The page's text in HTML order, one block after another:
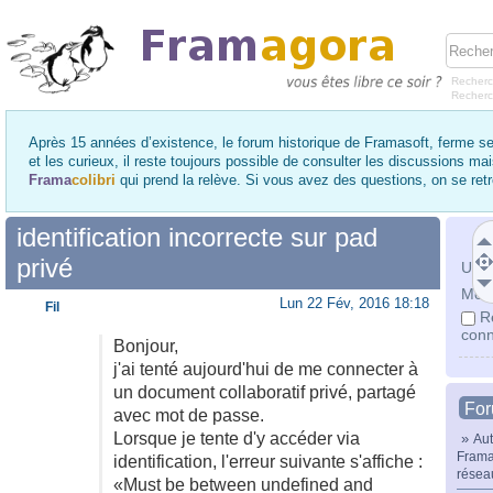
Après 15 années d’existence, le forum historique de Framasoft, ferme
et les curieux, il reste toujours possible de consulter les discussions
Framacolibri qui prend la relève. Si vous avez des questions, on se
Mot
»
identification incorrecte sur pad
privé
Lun 22 Fév, 2016 18:18
Bonjour,
j'ai tenté aujourd'hui de me connecter à
un document collaboratif privé, partagé
avec mot de passe.
Lorsque je tente d'y accéder via
identification, l'erreur suivante s'affiche :
«Must be between undefined and
Fil